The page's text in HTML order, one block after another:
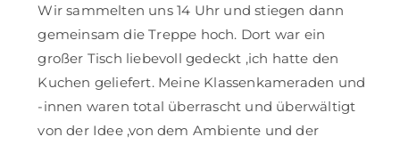
Wir sammelten uns 14 Uhr und stiegen dann
gemeinsam die Treppe hoch. Dort war ein
großer Tisch liebevoll gedeckt ,ich hatte den
Kuchen geliefert. Meine Klassenkameraden und
-innen waren total überrascht und überwältigt
von der Idee ,von dem Ambiente und der